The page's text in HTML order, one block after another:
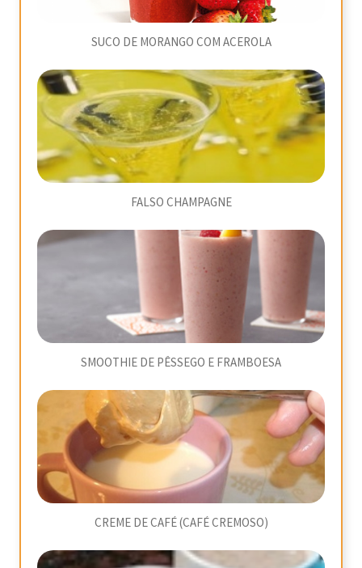
SUCO DE MORANGO COM ACEROLA
FALSO CHAMPAGNE
SMOOTHIE DE PÊSSEGO E FRAMBOESA
CREME DE CAFÉ (CAFÉ CREMOSO)